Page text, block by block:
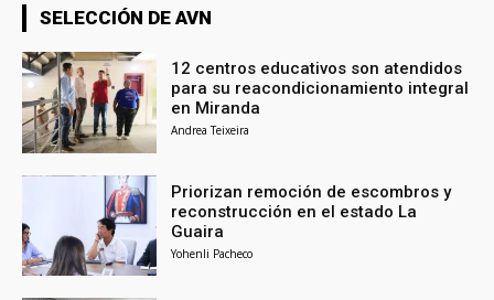
SELECCIÓN DE AVN
12 centros educativos son atendidos
para su reacondicionamiento integral
en Miranda
Andrea Teixeira
Priorizan remoción de escombros y
reconstrucción en el estado La
Guaira
Yohenli Pacheco